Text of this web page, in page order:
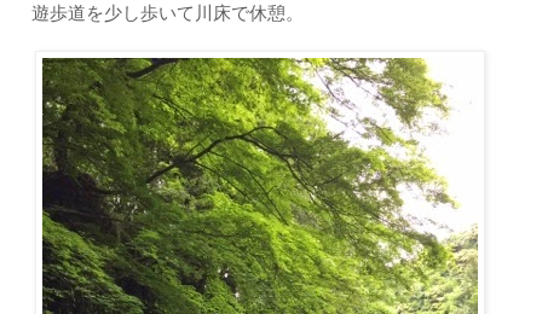
遊歩道を少し歩いて川床で休憩。